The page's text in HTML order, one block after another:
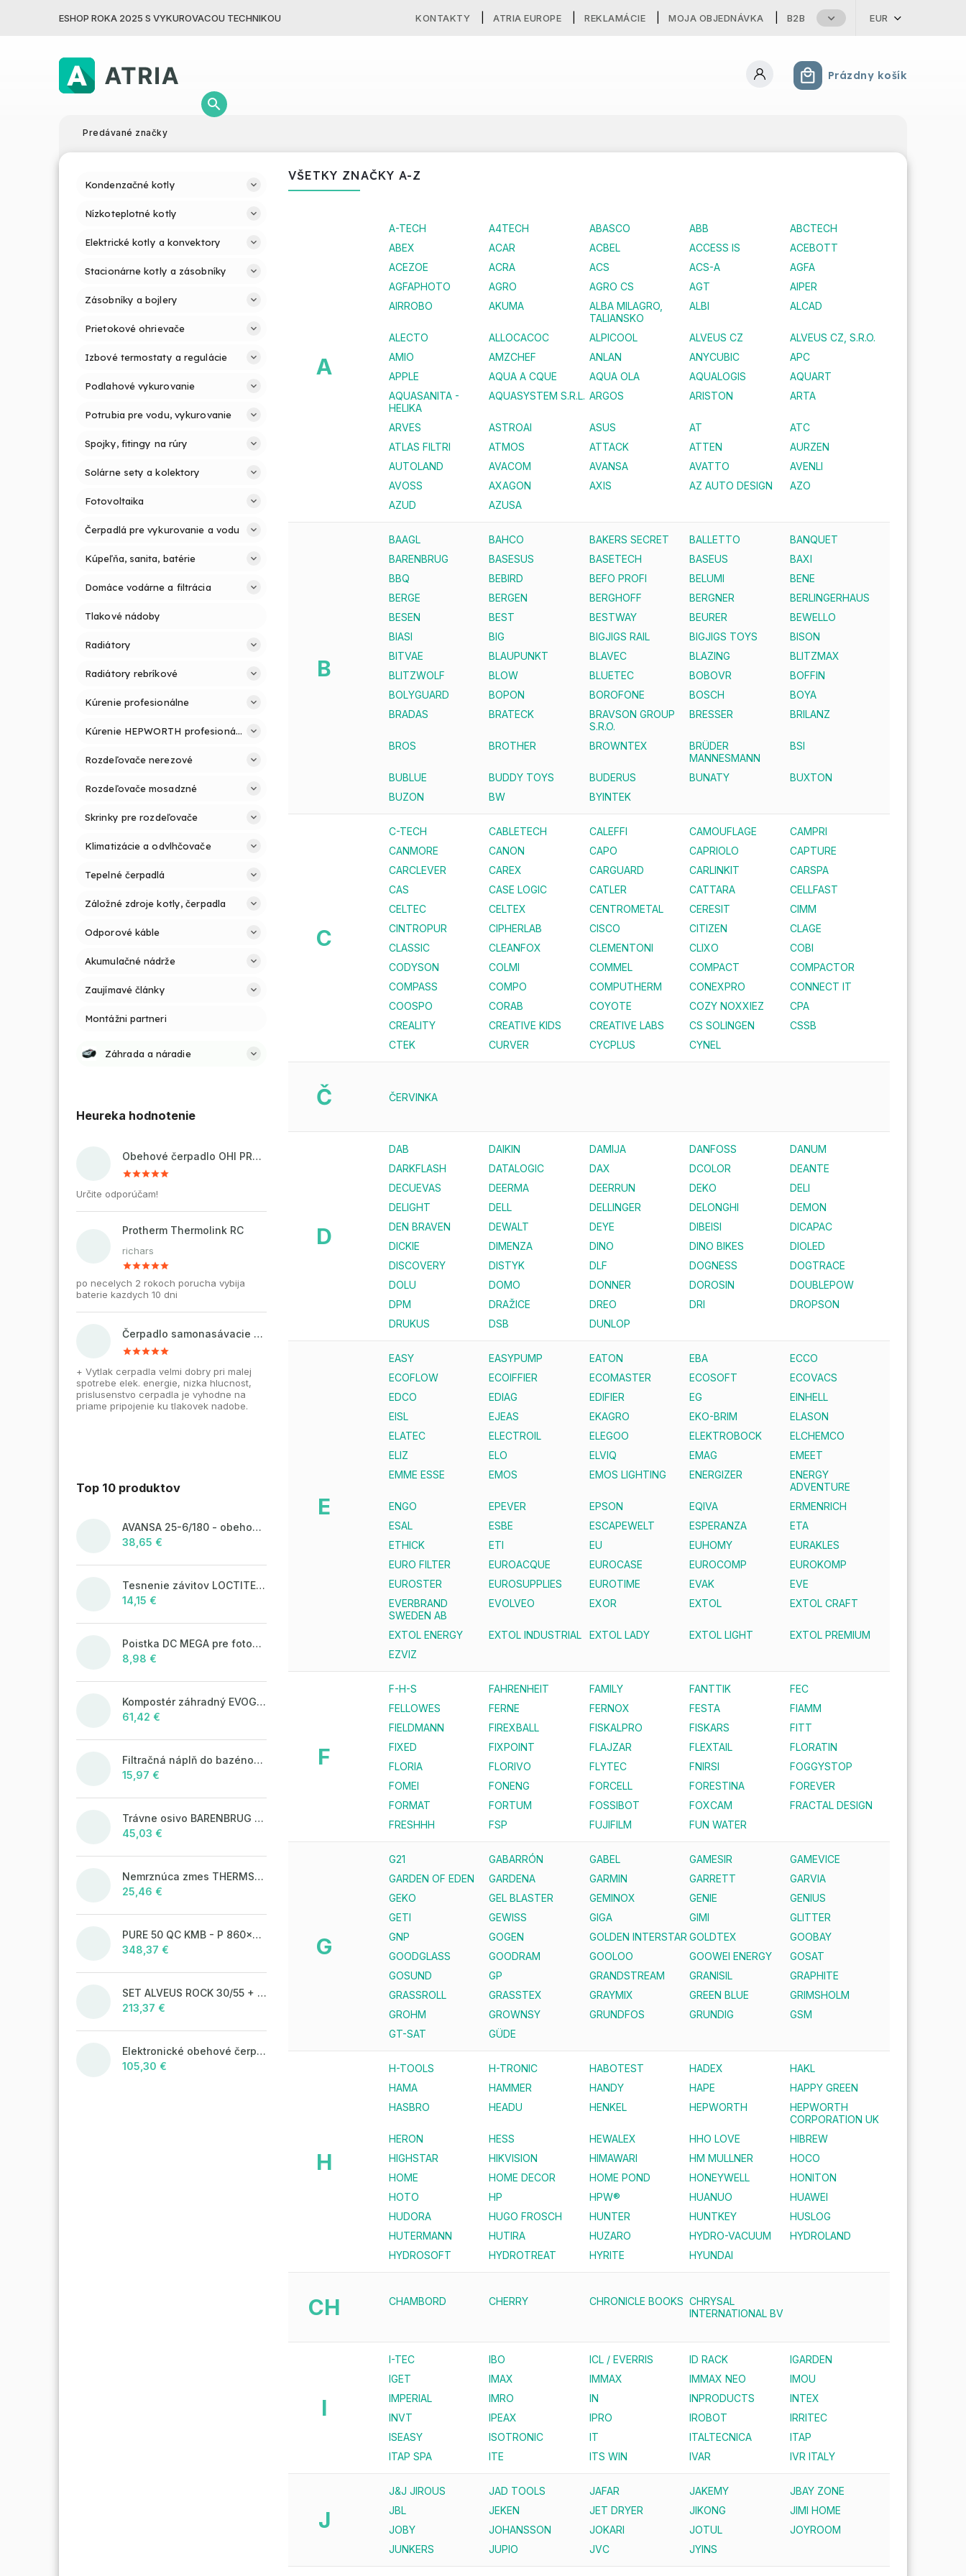
ESHOP ROKA 2025 S VYKUROVACOU TECHNIKOU KONTAKTY ATRIA EUROPE REKLAMÁCIE MOJA OBJEDNÁVKA B2B EUR
Nákupný košík
Prázdny košík
Predávané značky
Kondenzačné kotly
Nízkoteplotné kotly
Elektrické kotly a konvektory
Stacionárne kotly a zásobníky
Zásobníky a bojlery
Prietokové ohrievače
Izbové termostaty a regulácie
Podlahové vykurovanie
Potrubia pre vodu, vykurovanie
Spojky, fitingy na rúry
Solárne sety a kolektory
Fotovoltaika
Čerpadlá pre vykurovanie a vodu
Kúpeľňa, sanita, batérie
Domáce vodárne a filtrácia
Tlakové nádoby
Radiátory
Radiátory rebríkové
Kúrenie profesionálne
Kúrenie HEPWORTH profesionálne a jednoducho
Rozdeľovače nerezové
Rozdeľovače mosadzné
Skrinky pre rozdeľovače
Klimatizácie a odvlhčovače
Tepelné čerpadlá
Záložné zdroje kotly, čerpadla
Odporové káble
Akumulačné nádrže
Zaujímavé články
Montážni partneri
Záhrada a náradie
Heureka hodnotenie
Obehové čerpadlo OHI PRO 32-60/180 pre kúrenie a cirkuláciu vody
Určite odporúčam!
Protherm Thermolink RC
richars
po necelych 2 rokoch porucha vybija
baterie kazdych 10 dni
Čerpadlo samonasávacie WZI 750 na vodu, povrchové, liatinové
+ Vytlak cerpadla velmi dobry pri malej
spotrebe elek. energie, nizka hlucnost,
prislusenstvo cerpadla je vyhodne na
priame pripojenie ku tlakovek nadobe.
Top 10 produktov
AVANSA 25-6/180 - obehové čerpadlo, pripojovací závit 6/4"
38,65 €
Tesnenie závitov LOCTITE 55 - 160 m, návin
14,15 €
Poistka DC MEGA pre fotovoltaické systémy 125A/80V
8,98 €
Kompostér záhradný EVOGREEN 630l čierny
61,42 €
Filtračná náplň do bazénových filtrácií LAGUNA Aqua Filter 25kg
15,97 €
Trávne osivo BARENBRUG WATER SAVER 5 kg
45,03 €
Nemrznúca zmes THERMSOL EKO
25,46 €
PURE 50 QC KMB - P 860x525 mm F_ jedn.sifon
348,37 €
SET ALVEUS ROCK 30/55 + BATERIE TONIA 55
213,37 €
Elektronické obehové čerpadlo NOVA 25-60/130 úsporné na kúrenie
105,30 €
VŠETKY ZNAČKY A-Z
A
A-TECH A4TECH ABASCO ABB
ABCTECH
ABEX
ACAR ACBEL ACCESS IS
ACEBOTT
ACEZOE
ACRA ACS ACS-A
AGFA
AGFAPHOTO
AGRO AGRO CS AGT
AIPER
AIRROBO
AKUMA
ALBA MILAGRO,
TALIANSKO
ALBI ALCAD
ALECTO ALLOCACOC ALPICOOL ALVEUS CZ
ALVEUS CZ, S.R.O.
AMIO
AMZCHEF ANLAN ANYCUBIC
APC
APPLE
AQUA A CQUE AQUA OLA AQUALOGIS
AQUART
AQUASANITA -
HELIKA
AQUASYSTEM S.R.L. ARGOS ARISTON ARTA
ARVES ASTROAI ASUS AT
ATC
ATLAS FILTRI
ATMOS ATTACK ATTEN
AURZEN
AUTOLAND
AVACOM AVANSA AVATTO
AVENLI
AVOSS
AXAGON AXIS AZ AUTO DESIGN
AZO
AZUD
AZUSA
B
BAAGL BAHCO BAKERS SECRET BALLETTO
BANQUET
BARENBRUG
BASESUS BASETECH BASEUS
BAXI
BBQ
BEBIRD BEFO PROFI BELUMI
BENE
BERGE
BERGEN BERGHOFF BERGNER
BERLINGERHAUS
BESEN
BEST BESTWAY BEURER
BEWELLO
BIASI
BIG BIGJIGS RAIL BIGJIGS TOYS
BISON
BITVAE
BLAUPUNKT BLAVEC BLAZING
BLITZMAX
BLITZWOLF
BLOW BLUETEC BOBOVR
BOFFIN
BOLYGUARD
BOPON BOROFONE BOSCH
BOYA
BRADAS
BRATECK
BRAVSON GROUP
S.R.O.
BRESSER BRILANZ
BROS BROTHER BROWNTEX
BRÜDER
MANNESMANN
BSI
BUBLUE BUDDY TOYS BUDERUS BUNATY
BUXTON
BUZON
BW BYINTEK
C
C-TECH CABLETECH CALEFFI CAMOUFLAGE
CAMPRI
CANMORE
CANON CAPO CAPRIOLO
CAPTURE
CARCLEVER
CAREX CARGUARD CARLINKIT
CARSPA
CAS
CASE LOGIC CATLER CATTARA
CELLFAST
CELTEC
CELTEX CENTROMETAL CERESIT
CIMM
CINTROPUR
CIPHERLAB CISCO CITIZEN
CLAGE
CLASSIC
CLEANFOX CLEMENTONI CLIXO
COBI
CODYSON
COLMI COMMEL COMPACT
COMPACTOR
COMPASS
COMPO COMPUTHERM CONEXPRO
CONNECT IT
COOSPO
CORAB COYOTE COZY NOXXIEZ
CPA
CREALITY
CREATIVE KIDS CREATIVE LABS CS SOLINGEN
CSSB
CTEK
CURVER CYCPLUS CYNEL
Č ČERVINKA
D
DAB DAIKIN DAMIJA DANFOSS
DANUM
DARKFLASH
DATALOGIC DAX DCOLOR
DEANTE
DECUEVAS
DEERMA DEERRUN DEKO
DELI
DELIGHT
DELL DELLINGER DELONGHI
DEMON
DEN BRAVEN
DEWALT DEYE DIBEISI
DICAPAC
DICKIE
DIMENZA DINO DINO BIKES
DIOLED
DISCOVERY
DISTYK DLF DOGNESS
DOGTRACE
DOLU
DOMO DONNER DOROSIN
DOUBLEPOW
DPM
DRAŽICE DREO DRI
DROPSON
DRUKUS
DSB DUNLOP
E
EASY EASYPUMP EATON EBA
ECCO
ECOFLOW
ECOIFFIER ECOMASTER ECOSOFT
ECOVACS
EDCO
EDIAG EDIFIER EG
EINHELL
EISL
EJEAS EKAGRO EKO-BRIM
ELASON
ELATEC
ELECTROIL ELEGOO ELEKTROBOCK
ELCHEMCO
ELIZ
ELO ELVIQ EMAG
EMEET
EMME ESSE
EMOS EMOS LIGHTING ENERGIZER
ENERGY
ADVENTURE
ENGO
EPEVER EPSON EQIVA
ERMENRICH
ESAL
ESBE ESCAPEWELT ESPERANZA
ETA
ETHICK
ETI EU EUHOMY
EURAKLES
EURO FILTER
EUROACQUE EUROCASE EUROCOMP
EUROKOMP
EUROSTER
EUROSUPPLIES EUROTIME EVAK
EVE
EVERBRAND
SWEDEN AB
EVOLVEO EXOR EXTOL EXTOL CRAFT
EXTOL ENERGY EXTOL INDUSTRIAL EXTOL LADY EXTOL LIGHT
EXTOL PREMIUM
EZVIZ
F
F-H-S FAHRENHEIT FAMILY FANTTIK
FEC
FELLOWES
FERNE FERNOX FESTA
FIAMM
FIELDMANN
FIREXBALL FISKALPRO FISKARS
FITT
FIXED
FIXPOINT FLAJZAR FLEXTAIL
FLORATIN
FLORIA
FLORIVO FLYTEC FNIRSI
FOGGYSTOP
FOMEI
FONENG FORCELL FORESTINA
FOREVER
FORMAT
FORTUM FOSSIBOT FOXCAM
FRACTAL DESIGN
FRESHHH
FSP FUJIFILM FUN WATER
G
G21 GABARRÓN GABEL GAMESIR
GAMEVICE
GARDEN OF EDEN
GARDENA GARMIN GARRETT
GARVIA
GEKO
GEL BLASTER GEMINOX GENIE
GENIUS
GETI
GEWISS GIGA GIMI
GLITTER
GNP
GOGEN GOLDEN INTERSTAR GOLDTEX
GOOBAY
GOODGLASS
GOODRAM GOOLOO GOOWEI ENERGY
GOSAT
GOSUND
GP GRANDSTREAM GRANISIL
GRAPHITE
GRASSROLL
GRASSTEX GRAYMIX GREEN BLUE
GRIMSHOLM
GROHM
GROWNSY GRUNDFOS GRUNDIG
GSM
GT-SAT
GÜDE
H
H-TOOLS H-TRONIC HABOTEST HADEX
HAKL
HAMA
HAMMER HANDY HAPE
HAPPY GREEN
HASBRO
HEADU HENKEL HEPWORTH
HEPWORTH
CORPORATION UK
HERON
HESS HEWALEX HHO LOVE
HIBREW
HIGHSTAR
HIKVISION HIMAWARI HM MULLNER
HOCO
HOME
HOME DECOR HOME POND HONEYWELL
HONITON
HOTO
HP HPW® HUANUO
HUAWEI
HUDORA
HUGO FROSCH HUNTER HUNTKEY
HUSLOG
HUTERMANN
HUTIRA HUZARO HYDRO-VACUUM
HYDROLAND
HYDROSOFT
HYDROTREAT HYRITE HYUNDAI
CH CHAMBORD CHERRY CHRONICLE BOOKS CHRYSAL
INTERNATIONAL BV
I
I-TEC IBO ICL / EVERRIS ID RACK
IGARDEN
IGET
IMAX IMMAX IMMAX NEO
IMOU
IMPERIAL
IMRO IN INPRODUCTS
INTEX
INVT
IPEAX IPRO IROBOT
IRRITEC
ISEASY
ISOTRONIC IT ITALTECNICA
ITAP
ITAP SPA
ITE ITS WIN IVAR IVR ITALY
J
J&J JIROUS JAD TOOLS JAFAR JAKEMY
JBAY ZONE
JBL
JEKEN JET DRYER JIKONG
JIMI HOME
JOBY
JOHANSSON JOKARI JOTUL
JOYROOM
JUNKERS
JUPIO JVC JYINS